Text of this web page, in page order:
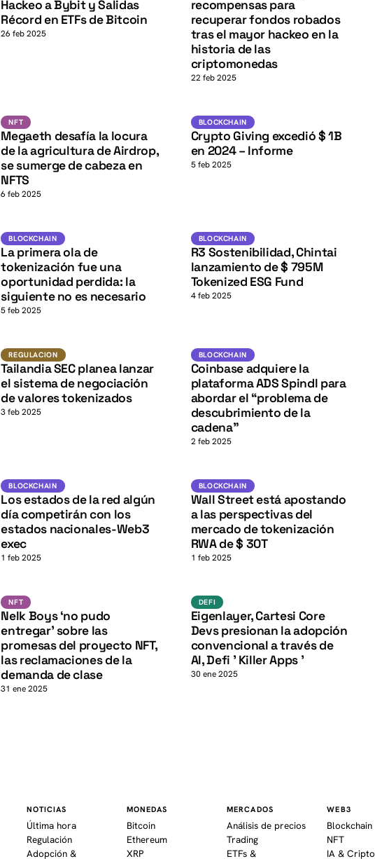
Hackeo a Bybit y Salidas
Récord en ETFs de Bitcoin
26 feb 2025
recompensas para
recuperar fondos robados
tras el mayor hackeo en la
historia de las
criptomonedas
22 feb 2025
K
NFT
Megaeth desafía la locura
de la agricultura de Airdrop,
se sumerge de cabeza en
NFTS
6 feb 2025
Blockchain
K
BLOCKCHAIN
Crypto Giving excedió $ 1B
en 2024 – Informe
5 feb 2025
Blockchain
K
BLOCKCHAIN
La primera ola de
tokenización fue una
oportunidad perdida: la
siguiente no es necesario
5 feb 2025
Blockchain
K
BLOCKCHAIN
R3 Sostenibilidad, Chintai
lanzamiento de $ 795M
Tokenized ESG Fund
4 feb 2025
Regulacion
K
REGULACION
Tailandia SEC planea lanzar
el sistema de negociación
de valores tokenizados
3 feb 2025
Blockchain
K
BLOCKCHAIN
Coinbase adquiere la
plataforma ADS Spindl para
abordar el “problema de
descubrimiento de la
cadena”
2 feb 2025
Blockchain
K
BLOCKCHAIN
Los estados de la red algún
día competirán con los
estados nacionales-Web3
exec
1 feb 2025
Blockchain
K
BLOCKCHAIN
Wall Street está apostando
a las perspectivas del
mercado de tokenización
RWA de $ 30T
1 feb 2025
NFT K
NFT
Nelk Boys ‘no pudo
entregar’ sobre las
promesas del proyecto NFT,
las reclamaciones de la
demanda de clase
31 ene 2025
DEFI K
DEFI
Eigenlayer, Cartesi Core
Devs presionan la adopción
convencional a través de
AI, Defi ' Killer Apps '
30 ene 2025
NOTICIAS
Última hora
Regulación
Adopción &
MONEDAS
Bitcoin
Ethereum
XRP
MERCADOS
Análisis de precios
Trading
ETFs &
WEB3
Blockchain
NFT
IA & Cripto